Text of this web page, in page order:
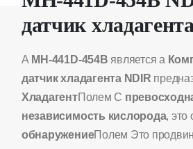
датчик хладагента
А MH-441D-454B является а
датчик хладагента NDIR
ХладагентПолем С
независимость кислорода, это
обнаружениеПолем Это